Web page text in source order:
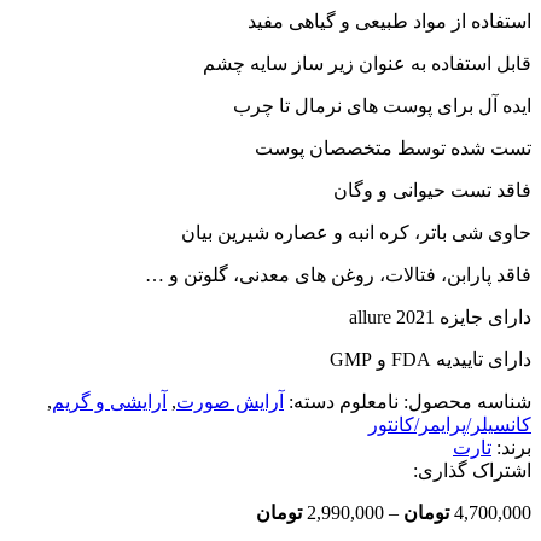
استفاده از مواد طبیعی و گیاهی مفید
قابل استفاده به عنوان زیر ساز سایه چشم
ایده آل برای پوست های نرمال تا چرب
تست شده توسط متخصصان پوست
فاقد تست حیوانی و وگان
حاوی شی باتر، کره انبه و عصاره شیرین بیان
فاقد پارابن، فتالات، روغن های معدنی، گلوتن و …
دارای جایزه allure 2021
دارای تاییدیه FDA و GMP
شناسه محصول: نامعلوم دسته: آرایش صورت, آرایشی و گریم,
کانسیلر/پرایمر/کانتور
برند: تارت
اشتراک گذاری:
4,700,000 تومان –
2,990,000 تومان